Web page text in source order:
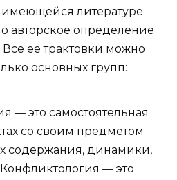
литературе
авторское определение
ее трактовки можно
основных групп:
— это самостоятельная
со своим предметом
содержания, динамики,
— это